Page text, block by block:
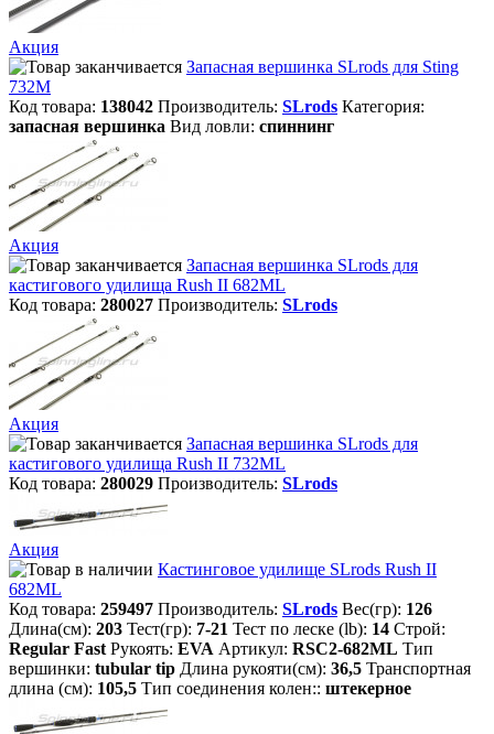
Акция
Запасная вершинка SLrods для Sting
732M
Код товара: 138042 Производитель: SLrods Категория:
запасная вершинка Вид ловли: спиннинг
Акция
Запасная вершинка SLrods для
кастигового удилища Rush II 682ML
Код товара: 280027 Производитель: SLrods
Акция
Запасная вершинка SLrods для
кастигового удилища Rush II 732ML
Код товара: 280029 Производитель: SLrods
Акция
Кастинговое удилище SLrods Rush II
682ML
Код товара: 259497 Производитель: SLrods Вес(гр): 126
Длина(см): 203 Тест(гр): 7-21 Тест по леске (lb): 14 Строй:
Regular Fast Рукоять: EVA Артикул: RSC2-682ML Тип
вершинки: tubular tip Длина рукояти(см): 36,5 Транспортная
длина (см): 105,5 Тип соединения колен:: штекерное